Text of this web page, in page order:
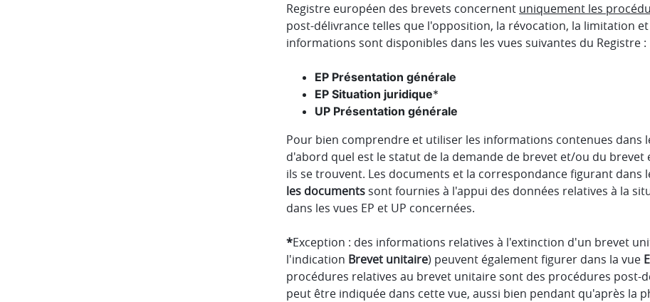
Registre européen des brevets concernent uniquement les
post-délivrance telles que l'opposition, la révocation, la limitation
informations sont disponibles dans les vues suivantes du Registre :
EP Présentation générale
EP Situation juridique*
UP Présentation générale
Pour bien comprendre et utiliser les informations contenues dans
d'abord quel est le statut de la demande de brevet et/ou du
ils se trouvent. Les documents et la correspondance figurant dans
les documents sont fournies à l'appui des données relatives à la
dans les vues EP et UP concernées.
*Exception : des informations relatives à l'extinction d'un brevet
l'indication Brevet unitaire) peuvent également figurer dans la vue
procédures relatives au brevet unitaire sont des procédures
peut être indiquée dans cette vue, aussi bien pendant qu'après la